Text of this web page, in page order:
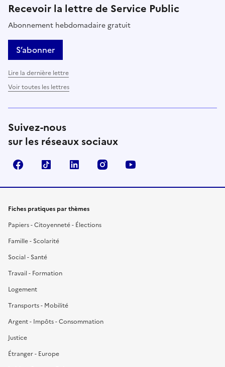
Recevoir la lettre de Service Public
Abonnement hebdomadaire gratuit
S’abonner
Lire la dernière lettre
Voir toutes les lettres
Suivez-nous
sur les réseaux sociaux
FacebookTikTok LinkedIn Instagram
Fiches pratiques par thèmes
Papiers - Citoyenneté - Élections
Famille - Scolarité
Social - Santé
Travail - Formation
Logement
Transports - Mobilité
Argent - Impôts - Consommation
Justice
Étranger - Europe